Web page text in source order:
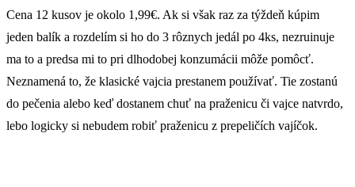
Cena 12 kusov je okolo 1,99€. Ak si však raz za týždeň kúpim
jeden balík a rozdelím si ho do 3 rôznych jedál po 4ks, nezruinuje
ma to a predsa mi to pri dlhodobej konzumácii môže pomôcť.
Neznamená to, že klasické vajcia prestanem používať. Tie zostanú
do pečenia alebo keď dostanem chuť na praženicu či vajce natvrdo,
lebo logicky si nebudem robiť praženicu z prepeličích vajíčok.